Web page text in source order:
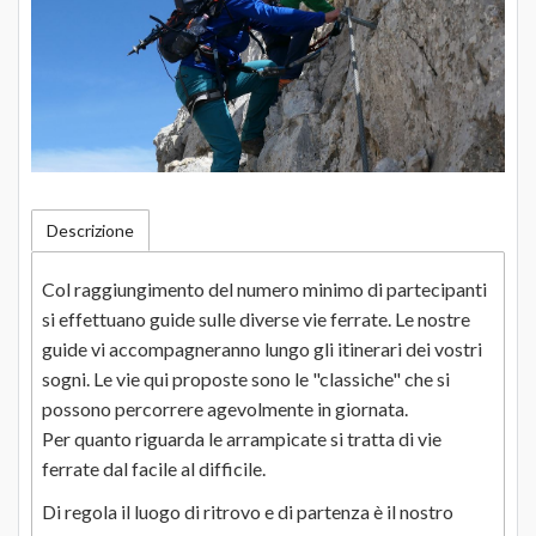
Descrizione
Col raggiungimento del numero minimo di partecipanti
si effettuano guide sulle diverse vie ferrate. Le nostre
guide vi accompagneranno lungo gli itinerari dei vostri
sogni. Le vie qui proposte sono le "classiche" che si
possono percorrere agevolmente in giornata.
Per quanto riguarda le arrampicate si tratta di vie
ferrate dal facile al difficile.
Di regola il luogo di ritrovo e di partenza è il nostro